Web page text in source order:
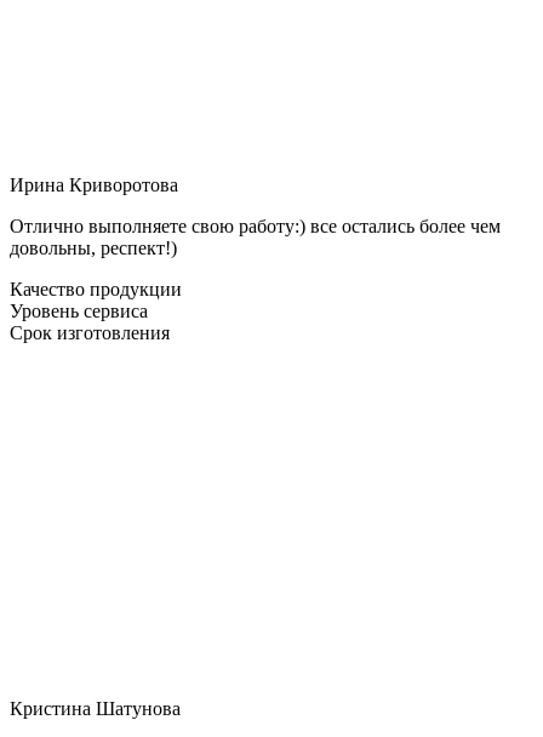
Ирина Криворотова
Отлично выполняете свою работу:) все остались более чем
довольны, респект!)
Качество продукции
Уровень сервиса
Срок изготовления
Кристина Шатунова